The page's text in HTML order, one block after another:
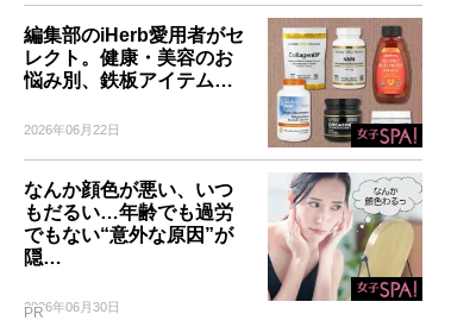
編集部のiHerb愛用者がセ
レクト。健康・美容のお
悩み別、鉄板アイテム…
2026年06月22日
なんか顔色が悪い、いつ
もだるい…年齢でも過労
でもない“意外な原因”が
隠…
2026年06月30日
PR